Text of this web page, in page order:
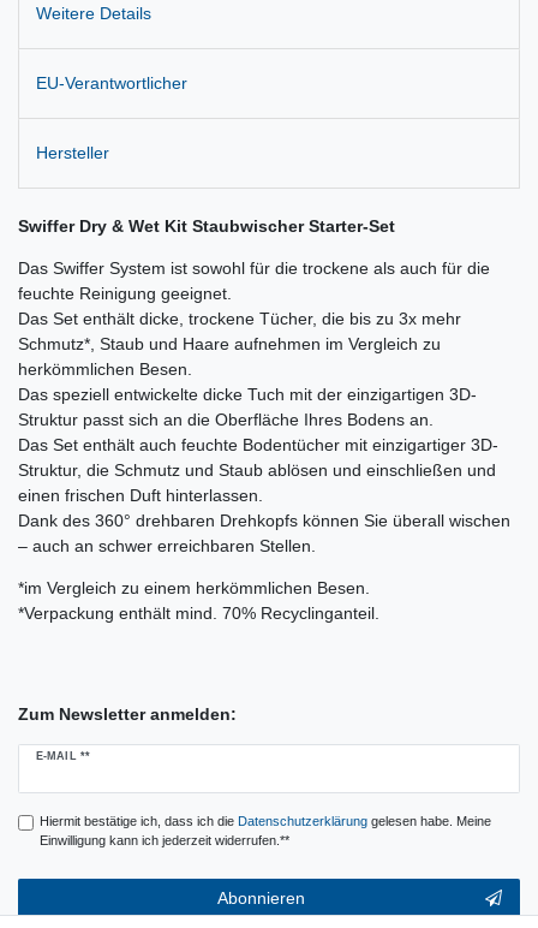
Weitere Details
EU-Verantwortlicher
Hersteller
Swiffer Dry & Wet Kit Staubwischer Starter-Set
Das Swiffer System ist sowohl für die trockene als auch für die
feuchte Reinigung geeignet.
Das Set enthält dicke, trockene Tücher, die bis zu 3x mehr
Schmutz*, Staub und Haare aufnehmen im Vergleich zu
herkömmlichen Besen.
Das speziell entwickelte dicke Tuch mit der einzigartigen 3D-
Struktur passt sich an die Oberfläche Ihres Bodens an.
Das Set enthält auch feuchte Bodentücher mit einzigartiger 3D-
Struktur, die Schmutz und Staub ablösen und einschließen und
einen frischen Duft hinterlassen.
Dank des 360° drehbaren Drehkopfs können Sie überall wischen
– auch an schwer erreichbaren Stellen.
*im Vergleich zu einem herkömmlichen Besen.
*Verpackung enthält mind. 70% Recyclinganteil.
Zum Newsletter anmelden:
E-MAIL **
Newsletter
Hiermit bestätige ich, dass ich die Daten­schutz­erklärunggelesen habe. Meine
Einwilligung kann ich jederzeit widerrufen.**
Abonnieren